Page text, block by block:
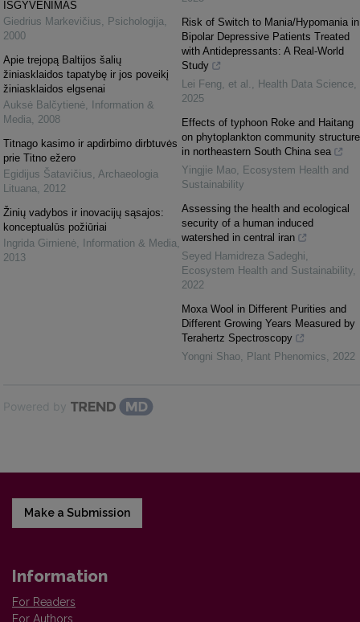
IŠGYVENIMAS
Giedrius Markevičius, Psichologija,
2000
Apie trejopą Baltijos šalių
žiniasklaidos tapatybę ir jos poveikį
žiniasklaidos elgsenai
Auksė Balčytienė,
Information &
Media, 2008
Titnago kasimo ir apdirbimo dirbtuvės
prie Titno ežero
Egidijus Šatavičius, Archaeologia
Lituana, 2012
Žinių vadybos ir inovacijų sąsajos:
konceptualūs požiūriai
Ingrida Girnienė, Information & Media,
2013
Risk of Switch to Mania/Hypomania in
Bipolar Depressive Patients Treated
with Antidepressants: A Real-World
Study
Lei Feng, et al. , Health Data Science,
2025
Effects of typhoon Roke and Haitang
on phytoplankton community structure
in northeastern South China sea
Yingjie Mao, Ecosystem Health and
Sustainability
Assessing the health and ecological
security of a human induced
watershed in central iran
Seyed Hamidreza Sadeghi,
Ecosystem Health and Sustainability,
2022
Moxa Wool in Different Purities and
Different Growing Years Measured by
Terahertz Spectroscopy
Yongni Shao, Plant Phenomics, 2022
Powered by
Make a Submission
Information
For Readers
For Authors